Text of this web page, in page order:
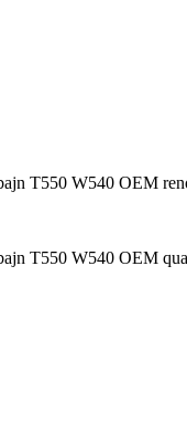
T550 W540 OEM
T550 W540 OEM